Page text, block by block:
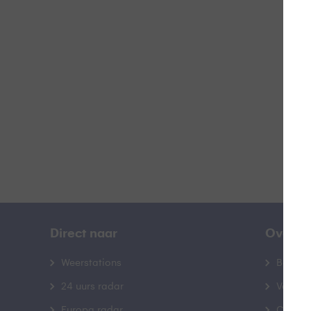
Direct naar
Weerstations
24 uurs radar
Over